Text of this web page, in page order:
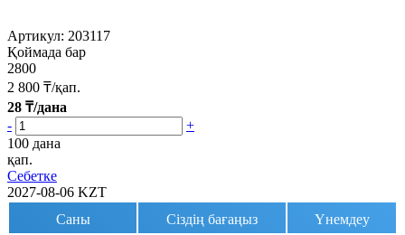
Артикул: 203117
Қоймада бар
2800
2 800 ₸/қап.
28 ₸/дана
-
+
100 дана
қап.
Себетке
2027-08-06 KZT
Саны
Сіздің бағаңыз Үнемдеу